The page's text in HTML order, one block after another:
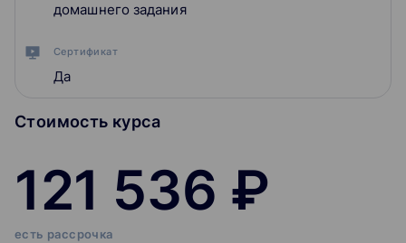
домашнего задания
Сертификат
Да
Стоимость курса
121 536 ₽
есть рассрочка